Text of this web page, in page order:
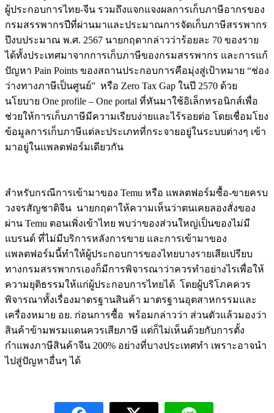
ผู้ประกอบการไทย-จีน รวมถึงแจกแจงผลการเก็บภาษีอากรของ
กรมสรรพากรปีที่ผ่านมาและประมาณการจัดเก็บภาษีสรรพากร
ปีงบประมาณ พ.ศ. 2567 นายกฤดากล่าวว่าร้อยละ 70 ของราย
ได้ทั้งประเทศมาจากการเก็บภาษีของกรมสรรพากร และการแก้
ปัญหา Pain Points ของสถานประกอบการคือมุ่งสู่เป้าหมาย “ช่อง
ว่างทางภาษีเป็นศูนย์” หรือ Zero Tax Gap ในปี 2570 ด้วย
นโยบาย One profile – One portal ที่หันมาใช้อิเล็กทรอนิกส์เพื่อ
ช่วยให้การเก็บภาษีมีความเรียบง่ายและไร้รอยต่อ โดยเชื่อมโยง
ข้อมูลการเก็บภาษีแต่ละประเภทที่กระจายอยู่ในระบบต่างๆ เข้า
มาอยู่ในแพลตฟอร์มเดียวกัน
สำหรับกรณีการเข้ามาของ Temu หรือ แพลตฟอร์มซื้อ-ขายครบ
วงจรสัญชาติจีน นายกฤดาให้ความเห็นว่าตนเคยลองสั่งของ
ผ่าน Temu ตอนเพิ่งเข้าไทย พบว่าของส่วนใหญ่เป็นของไม่มี
แบรนด์ ที่ไม่มีบริการหลังการขาย และการเข้ามาของ
แพลตฟอร์มนี้ทำให้ผู้ประกอบการของไทยบางรายเสียเปรียบ
ทางกรมสรรพากรเองก็มีการพิจารณาว่าควรทำอย่างไรเพื่อให้
ความยุติธรรมให้แก่ผู้ประกอบการไทยได้ โดยผู้บริโภคควร
พิจารณาทั้งเรื่องมาตรฐานสินค้า มาตรฐานอุตสาหกรรมและ
เครื่องหมาย อย. ก่อนการซื้อ พร้อมกล่าวว่า ส่วนตัวแล้วมองว่า
สินค้าข้ามพรมแดนควรเสียภาษี แต่ก็ไม่เห็นด้วยกับการตั้ง
กำแพงภาษีสินค้าจีน 200% อย่างที่บางประเทศทำ เพราะอาจนำ
ไปสู่ปัญหาอื่นๆ ได้